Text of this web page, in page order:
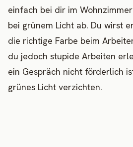
einfach bei dir im
bei grünem Licht ab. Du wirst
die richtige Farbe beim
du jedoch stupide Arbeiten
ein Gespräch nicht förderlich
grünes Licht verzichten.